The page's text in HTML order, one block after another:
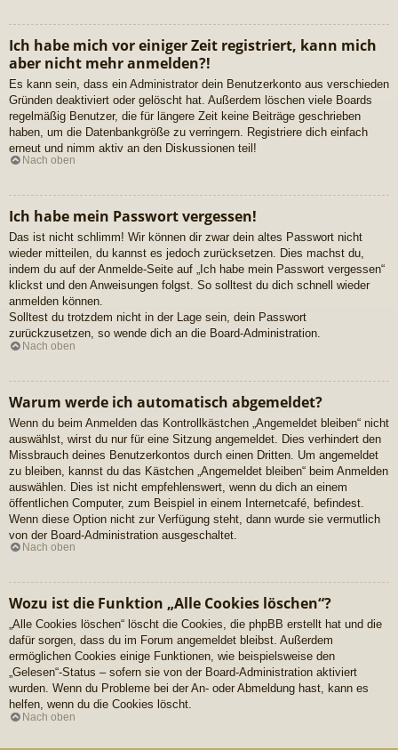
Ich habe mich vor einiger Zeit registriert, kann mich
aber nicht mehr anmelden?!
Es kann sein, dass ein Administrator dein Benutzerkonto aus verschieden
Gründen deaktiviert oder gelöscht hat. Außerdem löschen viele Boards
regelmäßig Benutzer, die für längere Zeit keine Beiträge geschrieben
haben, um die Datenbankgröße zu verringern. Registriere dich einfach
erneut und nimm aktiv an den Diskussionen teil!
Nach oben
Ich habe mein Passwort vergessen!
Das ist nicht schlimm! Wir können dir zwar dein altes Passwort nicht
wieder mitteilen, du kannst es jedoch zurücksetzen. Dies machst du,
indem du auf der Anmelde-Seite auf „Ich habe mein Passwort vergessen“
klickst und den Anweisungen folgst. So solltest du dich schnell wieder
anmelden können.
Solltest du trotzdem nicht in der Lage sein, dein Passwort
zurückzusetzen, so wende dich an die Board-Administration.
Nach oben
Warum werde ich automatisch abgemeldet?
Wenn du beim Anmelden das Kontrollkästchen „Angemeldet bleiben“ nicht
auswählst, wirst du nur für eine Sitzung angemeldet. Dies verhindert den
Missbrauch deines Benutzerkontos durch einen Dritten. Um angemeldet
zu bleiben, kannst du das Kästchen „Angemeldet bleiben“ beim Anmelden
auswählen. Dies ist nicht empfehlenswert, wenn du dich an einem
öffentlichen Computer, zum Beispiel in einem Internetcafé, befindest.
Wenn diese Option nicht zur Verfügung steht, dann wurde sie vermutlich
von der Board-Administration ausgeschaltet.
Nach oben
Wozu ist die Funktion „Alle Cookies löschen“?
„Alle Cookies löschen“ löscht die Cookies, die phpBB erstellt hat und die
dafür sorgen, dass du im Forum angemeldet bleibst. Außerdem
ermöglichen Cookies einige Funktionen, wie beispielsweise den
„Gelesen“-Status – sofern sie von der Board-Administration aktiviert
wurden. Wenn du Probleme bei der An- oder Abmeldung hast, kann es
helfen, wenn du die Cookies löscht.
Nach oben